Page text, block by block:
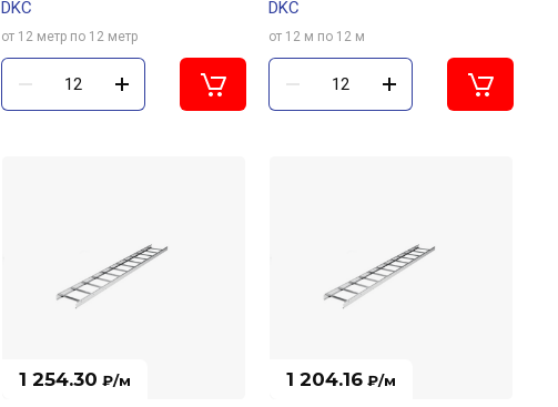
DKC
от 12 метр по 12 метр
DKC
от 12 м по 12 м
1 254.30 ₽/м 1 204.16 ₽/м